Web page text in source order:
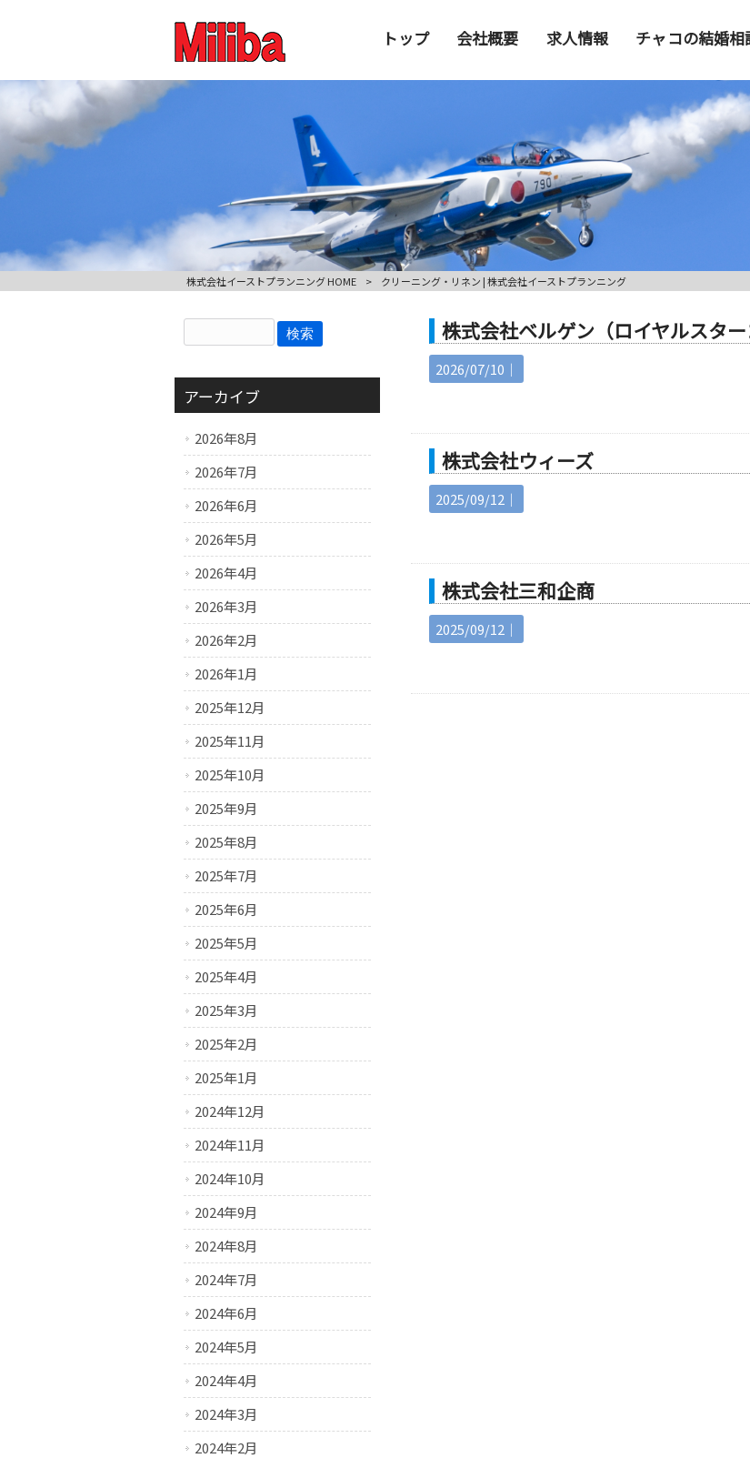
トップ 会社概要 求人情報 チャコの結婚相
株式会社イーストプランニング HOME > クリーニング・リネン | 株式会社イーストプランニング
株式会社ベルゲン（ロイヤルスター
2026/07/10｜
株式会社ウィーズ
2025/09/12｜
株式会社三和企商
2025/09/12｜
アーカイブ
2026年8月
2026年7月
2026年6月
2026年5月
2026年4月
2026年3月
2026年2月
2026年1月
2025年12月
2025年11月
2025年10月
2025年9月
2025年8月
2025年7月
2025年6月
2025年5月
2025年4月
2025年3月
2025年2月
2025年1月
2024年12月
2024年11月
2024年10月
2024年9月
2024年8月
2024年7月
2024年6月
2024年5月
2024年4月
2024年3月
2024年2月